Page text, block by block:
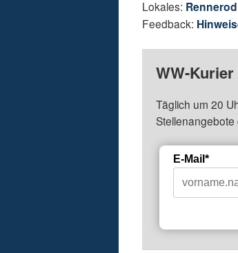
Lokales:
Feedback:
WW-
Täglich um 20
E-Mail*